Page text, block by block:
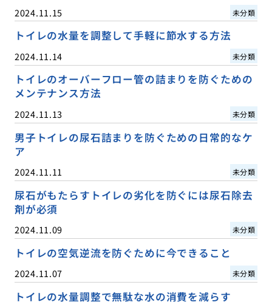
2024.11.15 未分類
トイレの水量を調整して手軽に節水する方法
2024.11.14 未分類
トイレのオーバーフロー管の詰まりを防ぐための
メンテナンス方法
2024.11.13 未分類
男子トイレの尿石詰まりを防ぐための日常的なケ
ア
2024.11.11 未分類
尿石がもたらすトイレの劣化を防ぐには尿石除去
剤が必須
2024.11.09 未分類
トイレの空気逆流を防ぐために今できること
2024.11.07 未分類
トイレの水量調整で無駄な水の消費を減らす